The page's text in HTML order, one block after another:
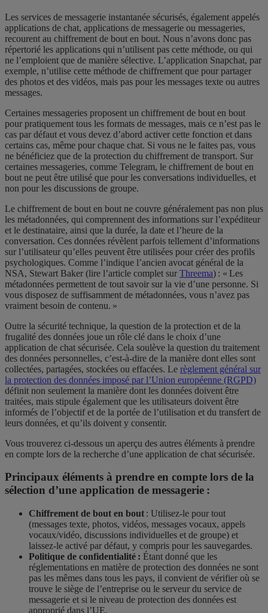
Les services de messagerie instantanée sécurisés, également appelés
applications de chat, applications de messagerie ou messageries,
recourent au chiffrement de bout en bout. Nous n’avons donc pas
répertorié les applications qui n’utilisent pas cette méthode, ou qui
ne l’emploient que de manière sélective. L’application Snapchat, par
exemple, n’utilise cette méthode de chiffrement que pour partager
des photos et des vidéos, mais pas pour les messages texte ou autres
messages.
Certaines messageries proposent un chiffrement de bout en bout
pour pratiquement tous les formats de messages, mais ce n’est pas le
cas par défaut et vous devez d’abord activer cette fonction et dans
certains cas, même pour chaque chat. Si vous ne le faites pas, vous
ne bénéficiez que de la protection du chiffrement de transport. Sur
certaines messageries, comme Telegram, le chiffrement de bout en
bout ne peut être utilisé que pour les conversations individuelles, et
non pour les discussions de groupe.
Le chiffrement de bout en bout ne couvre généralement pas non plus
les métadonnées, qui comprennent des informations sur l’expéditeur
et le destinataire, ainsi que la durée, la date et l’heure de la
conversation. Ces données révèlent parfois tellement d’informations
sur l’utilisateur qu’elles peuvent être utilisées pour créer des profils
psychologiques. Comme l’indique l’ancien avocat général de la
NSA, Stewart Baker (lire l’article complet sur Threema) : « Les
métadonnées permettent de tout savoir sur la vie d’une personne. Si
vous disposez de suffisamment de métadonnées, vous n’avez pas
vraiment besoin de contenu. »
Outre la sécurité technique, la question de la protection et de la
frugalité des données joue un rôle clé dans le choix d’une
application de chat sécurisée. Cela soulève la question du traitement
des données personnelles, c’est-à-dire de la manière dont elles sont
collectées, partagées, stockées ou effacées. Le règlement général sur
la protection des données imposé par l’Union européenne (RGPD)
définit non seulement la manière dont les données doivent être
traitées, mais stipule également que les utilisateurs doivent être
informés de l’objectif et de la portée de l’utilisation et du transfert de
leurs données, et qu’ils doivent y consentir.
Vous trouverez ci-dessous un aperçu des autres éléments à prendre
en compte lors de la recherche d’une application de chat sécurisée.
Principaux éléments à prendre en compte lors de la
sélection d’une application de messagerie :
Chiffrement de bout en bout : Utilisez-le pour tout
(messages texte, photos, vidéos, messages vocaux, appels
vocaux/vidéo, discussions individuelles et de groupe) et
laissez-le activé par défaut, y compris pour les sauvegardes.
Politique de confidentialité : Étant donné que les
réglementations en matière de protection des données ne sont
pas les mêmes dans tous les pays, il convient de vérifier où se
trouve le siège de l’entreprise ou le serveur du service de
messagerie et si le niveau de protection des données est
approprié dans l’UE.